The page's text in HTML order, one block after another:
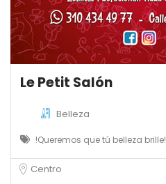
Le Petit Salón
Belleza
!Queremos que tú belleza brille!
Centro